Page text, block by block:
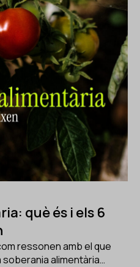
què és i els 6
ressonen amb el que
soberania alimentària…